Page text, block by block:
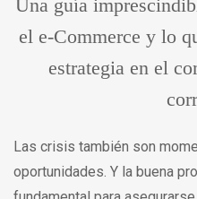
Una guía
el e-Commerce y lo
estrategia en el
Las crisis también son
oportunidades. Y la buena